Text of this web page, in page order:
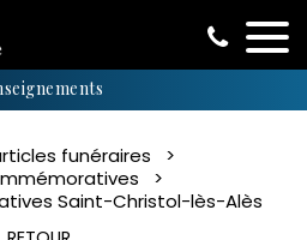
funéraires
Saint-Christol-lès-Alès